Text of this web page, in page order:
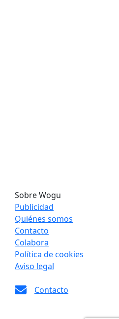
Sobre Wogu
Publicidad
Quiénes somos
Contacto
Colabora
Política de cookies
Aviso legal
Contacto